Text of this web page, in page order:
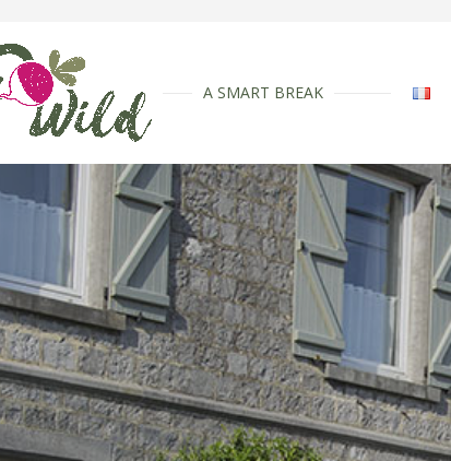
A SMART BREAK